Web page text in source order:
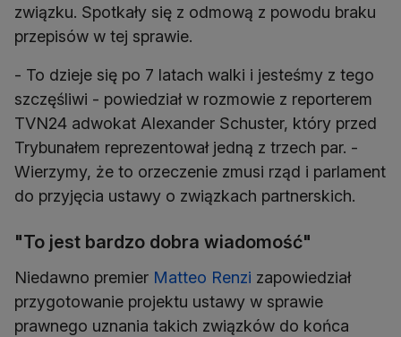
związku. Spotkały się z odmową z powodu braku
przepisów w tej sprawie.
- To dzieje się po 7 latach walki i jesteśmy z tego
szczęśliwi - powiedział w rozmowie z reporterem
TVN24 adwokat Alexander Schuster, który przed
Trybunałem reprezentował jedną z trzech par. -
Wierzymy, że to orzeczenie zmusi rząd i parlament
do przyjęcia ustawy o związkach partnerskich.
"To jest bardzo dobra wiadomość"
Niedawno premier Matteo Renzi zapowiedział
przygotowanie projektu ustawy w sprawie
prawnego uznania takich związków do końca